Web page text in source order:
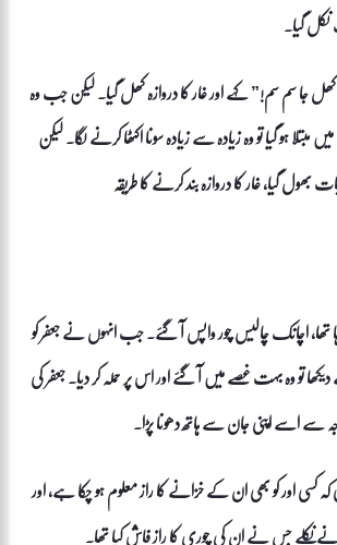
نکل گیا۔
جا سم سم!” کہے اور غار کا دروازہ کھل گیا۔ لیکن جب وہ
میں مبتلا ہو گیا تو وہ زیادہ سے زیادہ سونا اکٹھا کرنے لگا۔ لیکن
رہا تھا، اچانک چالیس چور واپس آ گئے۔ جب انہوں نے جعفر کو
تو وہ بہت غصے میں آ گئے اور اس پر حملہ کر دیا۔ جعفر کی
سے اسے اپنی جان سے ہاتھ دھونا پڑا۔
کہ کسی اور کو بھی ان کے خزانے کا راز معلوم ہو چکا ہے، اور
نکلے جس نے ان کی چوری کا راز فاش کیا تھا۔